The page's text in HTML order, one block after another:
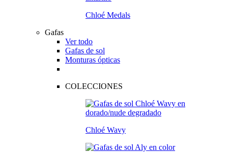
Chloé Medals
Gafas
Ver todo
Gafas de sol
Monturas ópticas
COLECCIONES
Chloé Wavy